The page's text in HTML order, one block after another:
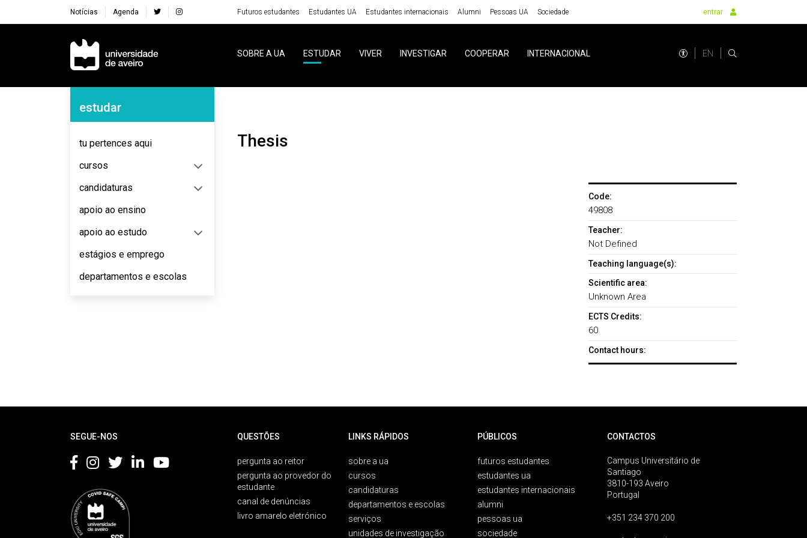
Notícias Agenda Futuros estudantes Estudantes UA Estudantes internacionais Alumni Pessoas UA Sociedade entrar
Navegação Principal
SOBRE A UA ESTUDAR VIVER INVESTIGAR COOPERAR INTERNACIONAL EN
Navegação Lateral
estudar
tu pertences aqui
cursos
candidaturas
apoio ao ensino
apoio ao estudo
estágios e emprego
departamentos e escolas
Thesis
Code:
49808
Teacher:
Not Defined
Teaching language(s):
Scientific area:
Unknown Area
ECTS Credits:
60
Contact hours:
SEGUE-NOS QUESTÕES
pergunta ao reitor
pergunta ao provedor do
estudante
canal de denúncias
livro amarelo eletrónico
LINKS RÁPIDOS
sobre a ua
cursos
candidaturas
departamentos e escolas
serviços
unidades de investigação
PÚBLICOS
futuros estudantes
estudantes ua
estudantes internacionais
alumni
pessoas ua
sociedade
CONTACTOS
Campus Universitário de
Santiago
3810-193 Aveiro
Portugal
+351 234 370 200